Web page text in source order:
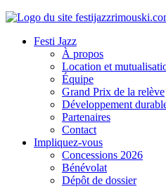
Festi Jazz
À propos
Location et
Équipe
Grand Prix de la relève
Développement
Partenaires
Contact
Impliquez-vous
Concessions 2026
Bénévolat
Dépôt de dossier